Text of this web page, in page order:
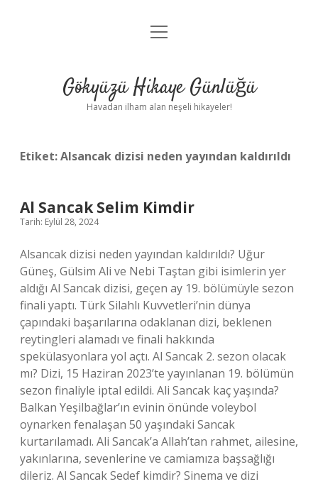
Anasayfa
Yasal Uyarı
menüyü
Gökyüzü Hikaye Günlüğü
Havadan ilham alan neşeli hikayeler!
Etiket:Alsancak dizisi neden yayından kaldırıldı
Al Sancak Selim Kimdir
Tarih: Eylül 28, 2024
Alsancak dizisi neden yayından kaldırıldı? Uğur
Güneş, Gülsim Ali ve Nebi Taştan gibi isimlerin yer
aldığı Al Sancak dizisi, geçen ay 19. bölümüyle sezon
finali yaptı. Türk Silahlı Kuvvetleri’nin dünya
çapındaki başarılarına odaklanan dizi, beklenen
reytingleri alamadı ve finali hakkında
spekülasyonlara yol açtı. Al Sancak 2. sezon olacak
mı? Dizi, 15 Haziran 2023’te yayınlanan 19. bölümün
sezon finaliyle iptal edildi. Ali Sancak kaç yaşında?
Balkan Yeşilbağlar’ın evinin önünde voleybol
oynarken fenalaşan 50 yaşındaki Sancak
kurtarılamadı. Ali Sancak’a Allah’tan rahmet, ailesine,
yakınlarına, sevenlerine ve camiamıza başsağlığı
dileriz. Al Sancak Sedef kimdir? Sinema ve dizi